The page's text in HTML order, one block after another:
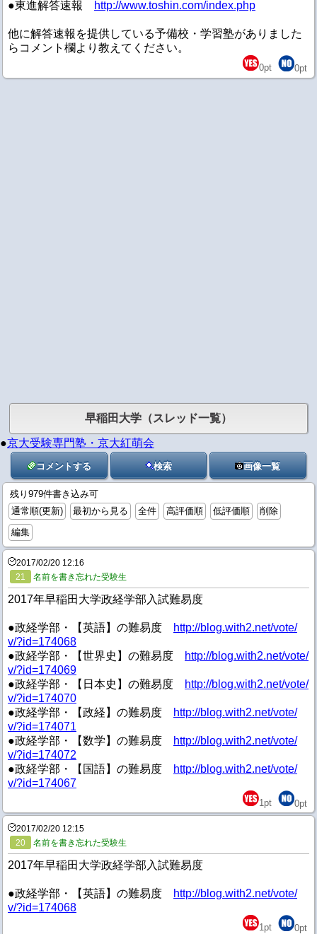
●東進解答速報
http://www.toshin.com/index.php
他に解答速報を提供している予備校・学習塾がありました
らコメント欄より教えてください。
0pt 0pt
早稲田大学（スレッド一覧）
●京大受験専門塾・京大紅萌会
コメントする 検索 画像一覧
残り979件書き込み可
通常順(更新)
最初から見る 全件 高評価順 低評価順
削除
編集
2017/02/20 12:16
21
名前を書き忘れた受験生
2017年早稲田大学政経学部入試難易度
●政経学部・【英語】の難易度
http://blog.with2.net/vote/
v/?id=174068
●政経学部・【世界史】の難易度
http://blog.with2.net/vote/
v/?id=174069
●政経学部・【日本史】の難易度
http://blog.with2.net/vote/
v/?id=174070
●政経学部・【政経】の難易度
http://blog.with2.net/vote/
v/?id=174071
●政経学部・【数学】の難易度
http://blog.with2.net/vote/
v/?id=174072
●政経学部・【国語】の難易度
http://blog.with2.net/vote/
v/?id=174067
1 pt 0pt
2017/02/20 12:15
20
名前を書き忘れた受験生
2017年早稲田大学政経学部入試難易度
●政経学部・【英語】の難易度
http://blog.with2.net/vote/
v/?id=174068
1pt 0pt